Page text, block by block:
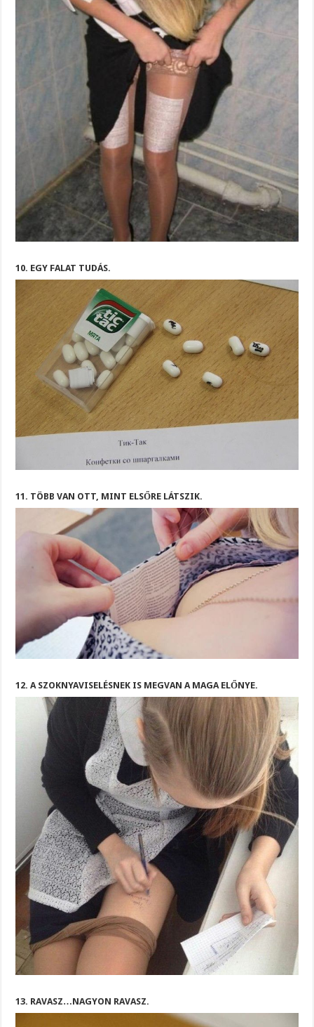
10. EGY FALAT TUDÁS.
11. TÖBB VAN OTT, MINT ELSŐRE LÁTSZIK.
12. A SZOKNYAVISELÉSNEK IS MEGVAN A MAGA ELŐNYE.
13. RAVASZ…NAGYON RAVASZ.